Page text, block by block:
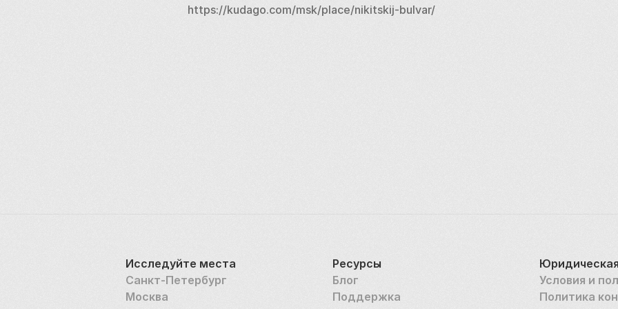
https://kudago.com/msk/place/nikitskij-bulvar/
Исследуйте места
Санкт-Петербург
Москва
Ресурсы
Блог
Поддержка
Условия и
Политика